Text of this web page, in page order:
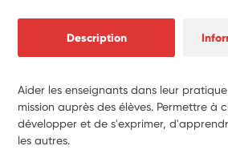
Description
Aider les enseignants dans leur
mission auprès des élèves. Permettre à
développer et de s'exprimer,
les autres.